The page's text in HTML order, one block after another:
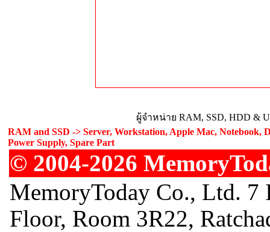
ผู้จำหน่าย RAM, SSD, HDD &
RAM and SSD -> Server, Workstation, Apple Mac, Notebook,
Power Supply, Spare Part
© 2004-2026
MemoryToday Co., Ltd.
Floor, Room 3R22,